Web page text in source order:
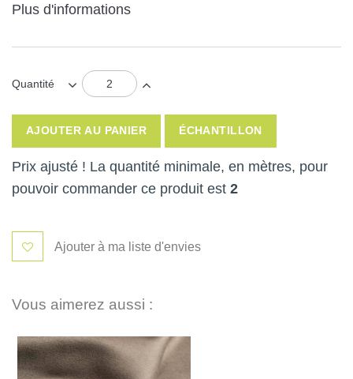
Plus d'informations
Quantité
AJOUTER AU PANIER ÉCHANTILLON
Prix ajusté ! La quantité minimale, en mètres, pour
pouvoir commander ce produit est 2
Ajouter à ma liste d'envies
Vous aimerez aussi :